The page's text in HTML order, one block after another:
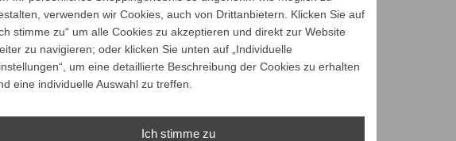
Teppich 250
x 350 cm
Verkaufspreis
ab 3.784,00 €
Preis
3.594,80 €
Preise inkl. ges. MwSt.
verwenden wir Cookies, auch von Drittanbietern. Klicken Sie auf
stimme zu“ um alle Cookies zu akzeptieren und direkt zur Website
zu navigieren; oder klicken Sie unten auf „Individuelle
um eine detaillierte Beschreibung der Cookies zu erhalten
eine individuelle Auswahl zu treffen.
Ich stimme zu